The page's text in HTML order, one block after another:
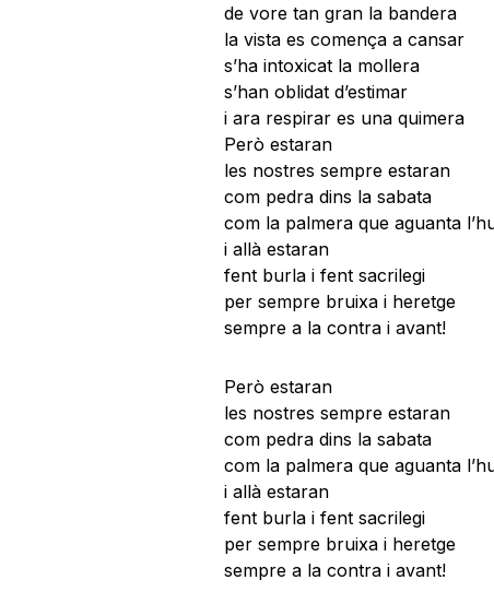
de vore tan gran la bandera
la vista es comença a cansar
s’ha intoxicat la mollera
s’han oblidat d’estimar
i ara respirar es una quimera
Però estaran
les nostres sempre estaran
com pedra dins la sabata
com la palmera que aguanta
i allà estaran
fent burla i fent sacrilegi
per sempre bruixa i heretge
sempre a la contra i avant!
Però estaran
les nostres sempre estaran
com pedra dins la sabata
com la palmera que aguanta
i allà estaran
fent burla i fent sacrilegi
per sempre bruixa i heretge
sempre a la contra i avant!